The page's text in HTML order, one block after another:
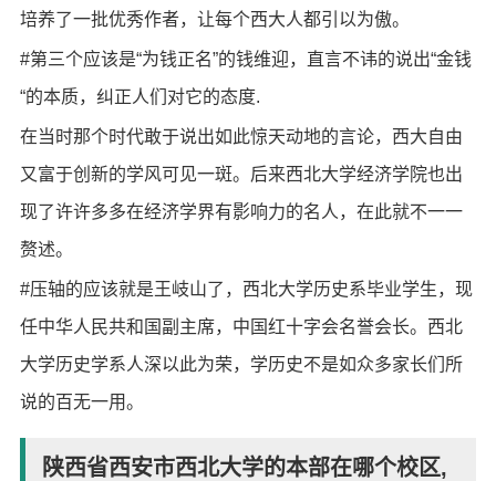
培养了一批优秀作者，让每个西大人都引以为傲。
#第三个应该是“为钱正名”的钱维迎，直言不讳的说出“金钱
“的本质，纠正人们对它的态度.
在当时那个时代敢于说出如此惊天动地的言论，西大自由
又富于创新的学风可见一斑。后来西北大学经济学院也出
现了许许多多在经济学界有影响力的名人，在此就不一一
赘述。
#压轴的应该就是王岐山了，西北大学历史系毕业学生，现
任中华人民共和国副主席，中国红十字会名誉会长。西北
大学历史学系人深以此为荣，学历史不是如众多家长们所
说的百无一用。
陕西省西安市西北大学的本部在哪个校区,